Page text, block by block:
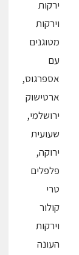
ירקות
וירקות
מטוגנים
עם
אספרגוס,
ארטישוק
ירושלמי,
שעועית
ירוקה,
פלפלים
טרי
קולור
וירקות
העונה